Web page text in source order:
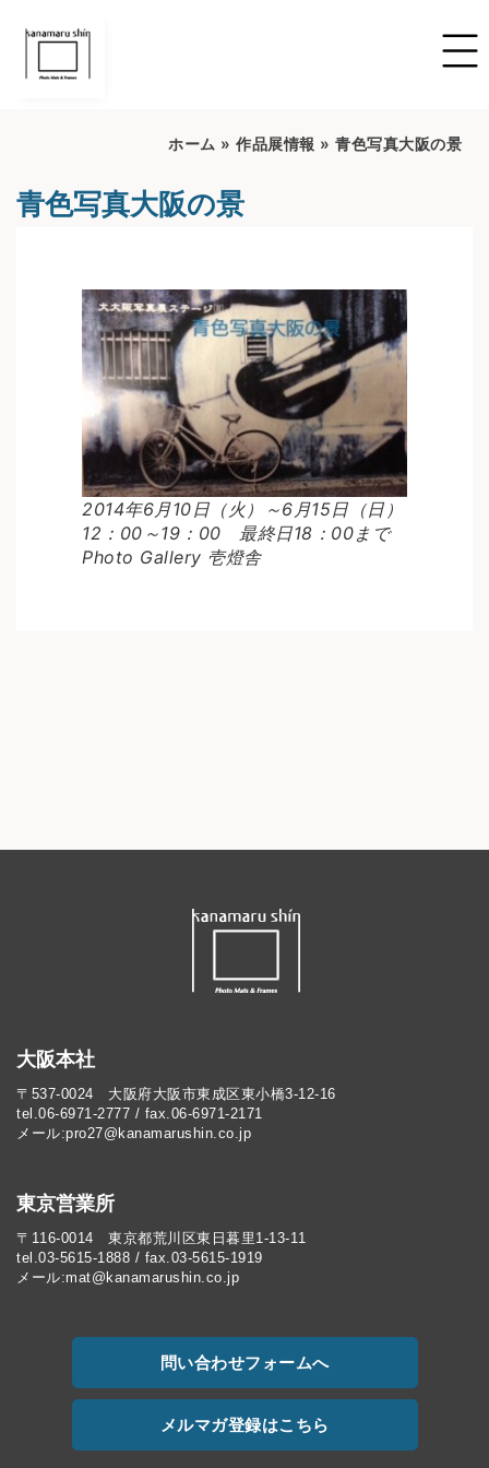
ホーム » 作品展情報 » 青色写真大阪の景
青色写真大阪の景
2014年6月10日（火）～6月15日（日）
12：00～19：00 最終日18：00まで
Photo Gallery 壱燈舎
大阪本社
〒537-0024 大阪府大阪市東成区東小橋3-12-16
tel.06-6971-2777 / fax.06-6971-2171
メール:pro27@kanamarushin.co.jp​
東京営業所
〒116-0014 東京都荒川区東日暮里1-13-11
tel.03-5615-1888 / fax.03-5615-1919
メール:mat@kanamarushin.co.jp
問い合わせフォームへ
メルマガ登録はこちら